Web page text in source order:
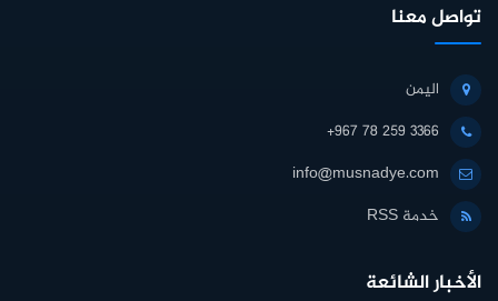
تواصل معنا
اليمن
+967 78 259 3366
info@musnadye.com
خدمة RSS
الأخبار الشائعة